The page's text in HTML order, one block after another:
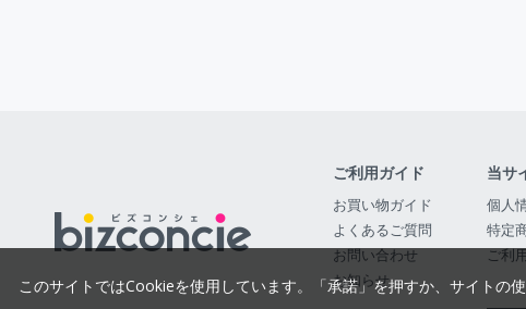
ご利用ガイド
お買い物ガイド
よくあるご質問
お問い合わせ
お知らせ
当サ
個人
特定
ご利
このサイトではCookieを使用しています。「承諾」を押すか、サイトの